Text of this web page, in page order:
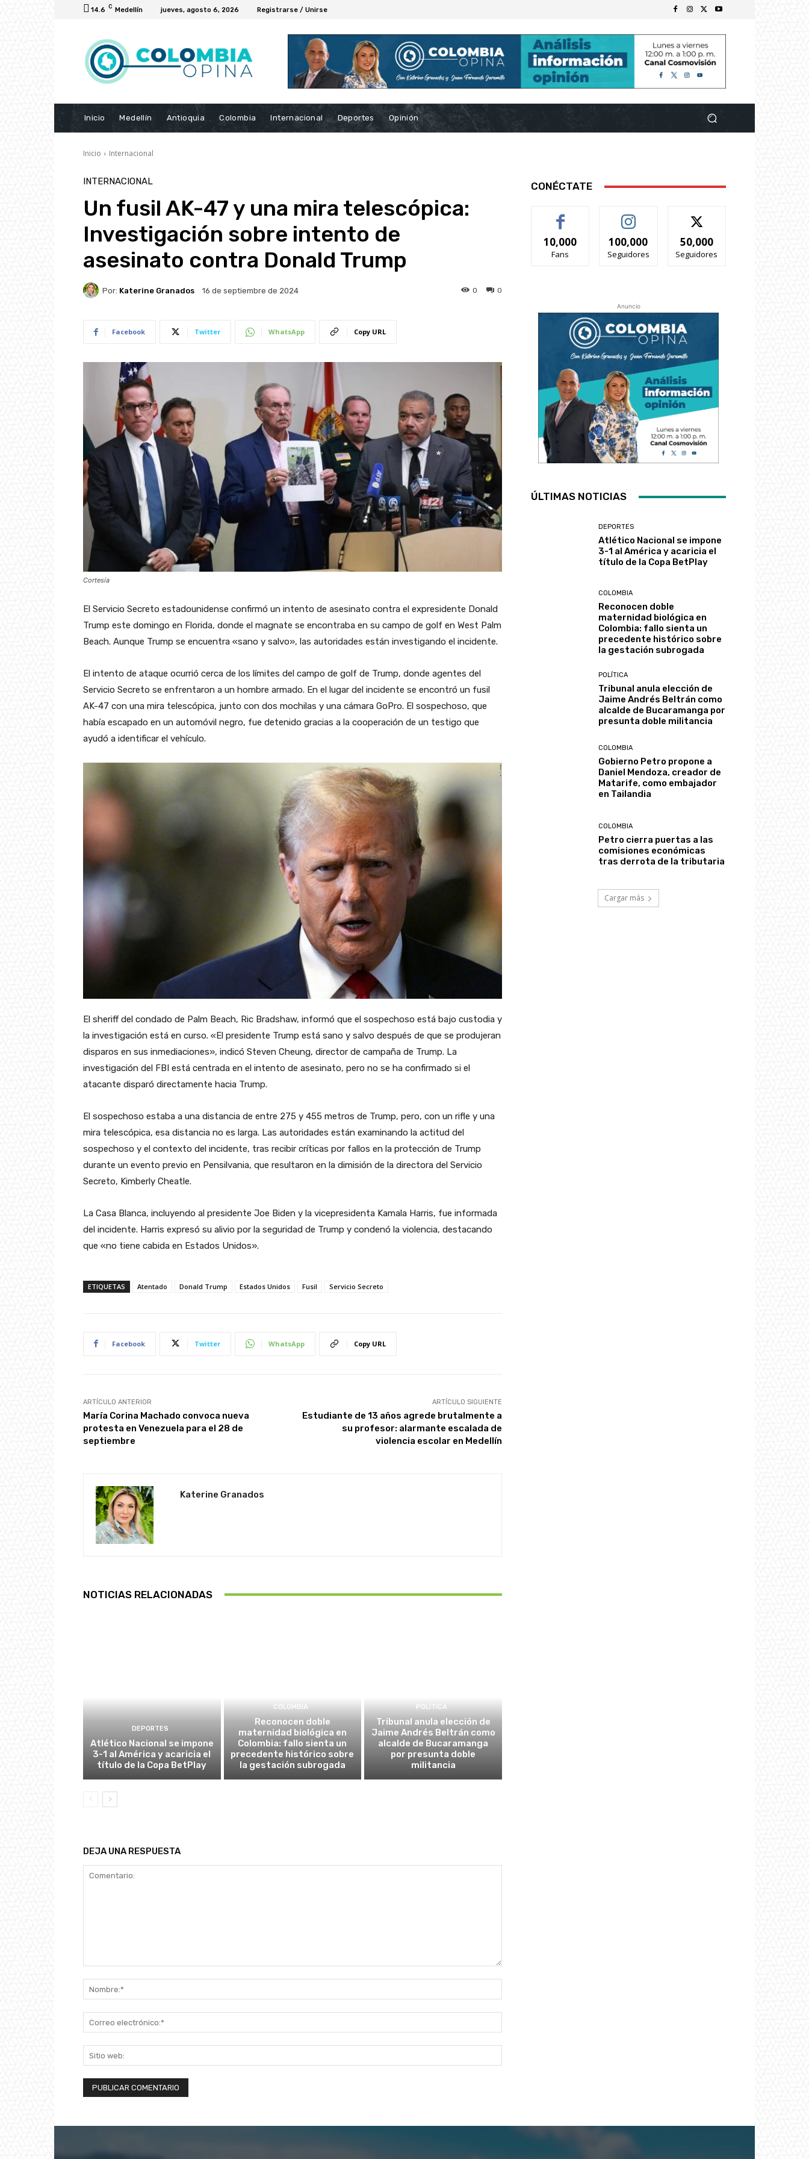
14.6 C Medellín jueves, agosto 6, 2026 Registrarse / Unirse
Inicio Medellín Antioquia Colombia Internacional Deportes Opinión
Inicio Internacional
INTERNACIONAL
Un fusil AK-47 y una mira telescópica:
Investigación sobre intento de
asesinato contra Donald Trump
Por: Katerine Granados 16 de septiembre de 2024 0
0
Facebook Twitter WhatsApp Copy URL
Cortesía
El Servicio Secreto estadounidense confirmó un intento de asesinato contra el expresidente Donald
Trump este domingo en Florida, donde el magnate se encontraba en su campo de golf en West Palm
Beach. Aunque Trump se encuentra «sano y salvo», las autoridades están investigando el incidente.
El intento de ataque ocurrió cerca de los límites del campo de golf de Trump, donde agentes del
Servicio Secreto se enfrentaron a un hombre armado. En el lugar del incidente se encontró un fusil
AK-47 con una mira telescópica, junto con dos mochilas y una cámara GoPro. El sospechoso, que
había escapado en un automóvil negro, fue detenido gracias a la cooperación de un testigo que
ayudó a identificar el vehículo.
El sheriff del condado de Palm Beach, Ric Bradshaw, informó que el sospechoso está bajo custodia y
la investigación está en curso. «El presidente Trump está sano y salvo después de que se produjeran
disparos en sus inmediaciones», indicó Steven Cheung, director de campaña de Trump. La
investigación del FBI está centrada en el intento de asesinato, pero no se ha confirmado si el
atacante disparó directamente hacia Trump.
El sospechoso estaba a una distancia de entre 275 y 455 metros de Trump, pero, con un rifle y una
mira telescópica, esa distancia no es larga. Las autoridades están examinando la actitud del
sospechoso y el contexto del incidente, tras recibir críticas por fallos en la protección de Trump
durante un evento previo en Pensilvania, que resultaron en la dimisión de la directora del Servicio
Secreto, Kimberly Cheatle.
La Casa Blanca, incluyendo al presidente Joe Biden y la vicepresidenta Kamala Harris, fue informada
del incidente. Harris expresó su alivio por la seguridad de Trump y condenó la violencia, destacando
que «no tiene cabida en Estados Unidos».
ETIQUETAS Atentado Donald Trump Estados Unidos Fusil Servicio Secreto
Facebook Twitter WhatsApp Copy URL
ARTÍCULO ANTERIOR
María Corina Machado convoca nueva
protesta en Venezuela para el 28 de
septiembre
ARTÍCULO SIGUIENTE
Estudiante de 13 años agrede brutalmente a
su profesor: alarmante escalada de
violencia escolar en Medellín
Katerine Granados
NOTICIAS RELACIONADAS
DEPORTES
Atlético Nacional se impone
3-1 al América y acaricia el
título de la Copa BetPlay
COLOMBIA
Reconocen doble
maternidad biológica en
Colombia: fallo sienta un
precedente histórico sobre
la gestación subrogada
POLÍTICA
Tribunal anula elección de
Jaime Andrés Beltrán como
alcalde de Bucaramanga
por presunta doble
militancia
DEJA UNA RESPUESTA
electrónico:*
web:
CONÉCTATE
10,000
Fans
100,000
Seguidores
50,000
Seguidores
Anuncio
ÚLTIMAS NOTICIAS
DEPORTES
Atlético Nacional se impone
3-1 al América y acaricia el
título de la Copa BetPlay
COLOMBIA
Reconocen doble
maternidad biológica en
Colombia: fallo sienta un
precedente histórico sobre
la gestación subrogada
POLÍTICA
Tribunal anula elección de
Jaime Andrés Beltrán como
alcalde de Bucaramanga por
presunta doble militancia
COLOMBIA
Gobierno Petro propone a
Daniel Mendoza, creador de
Matarife, como embajador
en Tailandia
COLOMBIA
Petro cierra puertas a las
comisiones económicas
tras derrota de la tributaria
Cargar más